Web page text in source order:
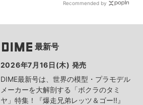
Recommended by
最新号
2026年7月16日(木) 発売
DIME最新号は、世界の模型・プラモデル
メーカーを大解剖する「ボクラのタミ
ヤ」特集！『爆走兄弟レッツ＆ゴー!!』